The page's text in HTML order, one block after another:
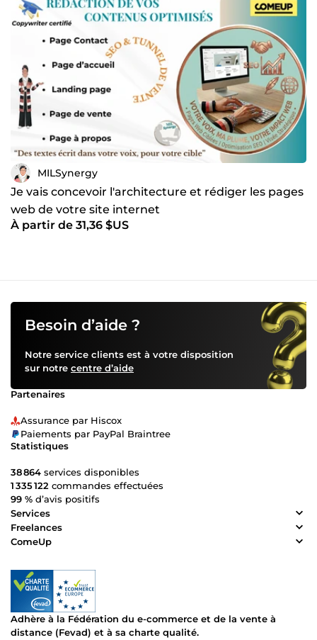
MILSynergy
Je vais concevoir l'architecture et rédiger les pages
web de votre site internet
À partir de 31,36 $US
Besoin d’aide ?
Notre service clients est à votre disposition
sur notre centre d’aide
Partenaires
Assurance par Hiscox
Paiements par PayPal Braintree
Statistiques
38 864 services disponibles
1 335 122 commandes effectuées
99 % d’avis positifs
Services
Freelances
ComeUp
Adhère à la Fédération du e-commerce et de la vente à
distance (Fevad) et à sa charte qualité.